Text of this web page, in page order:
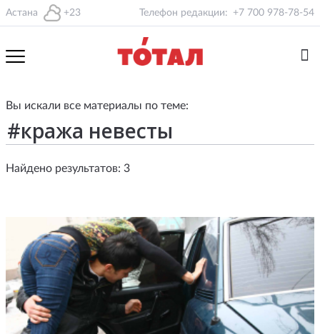
Астана +23 Телефон редакции: +7 700 978-78-54
Вы искали все материалы по теме:
Найдено результатов: 3